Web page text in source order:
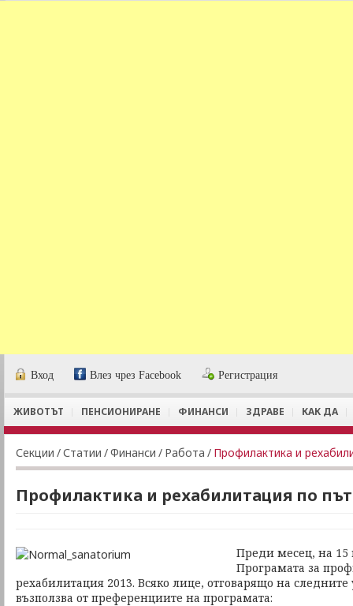
Вход Влез чрез Facebook Регистрация
ЖИВОТЪТ ПЕНСИОНИРАНЕ ФИНАНСИ ЗДРАВЕ КАК ДА
Секции /Статии /Финанси / Работа / Профилактика и
Профилактика и рехабилитация по
Преди месец, на 15
Програмата за
рехабилитация 2013. Всяко лице, отговарящо на
възползва от преференциите на програмата: